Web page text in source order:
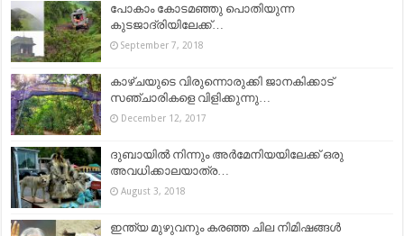
പോകാം കോടമഞ്ഞു പൊതിയുന്ന
കുടജാദ്രിയിലേക്ക്…
September 7, 2018
കാഴ്ചയുടെ വിരുന്നൊരുക്കി ജാനകിക്കാട്
സഞ്ചാരികളെ വിളിക്കുന്നു…
December 12, 2017
ദുബായിൽ നിന്നും അർമേനിയയിലേക്ക് ഒരു
അവധിക്കാലയാത്ര…
August 3, 2018
ഇന്ത്യ മുഴുവനും കരഞ്ഞ ചില നിമിഷങ്ങൾ